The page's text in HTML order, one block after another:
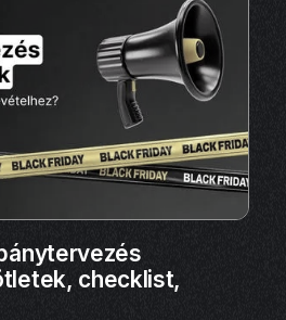
checklist,